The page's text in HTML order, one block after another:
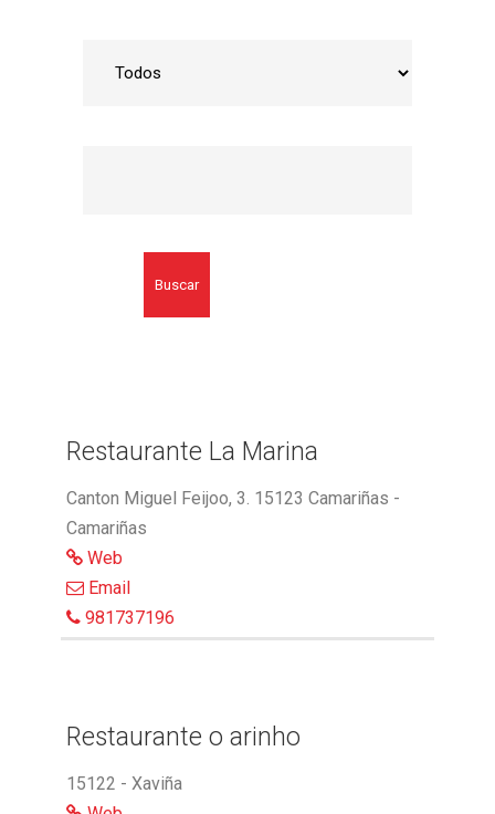
Buscar
Restaurante La Marina
Canton Miguel Feijoo, 3. 15123 Camariñas -
Camariñas
Web
Email
981737196
Restaurante o arinho
15122 - Xaviña